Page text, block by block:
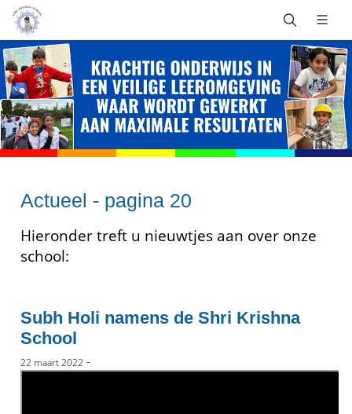
Actueel - pagina 20
Hieronder treft u nieuwtjes aan over onze
school:
Subh Holi namens de Shri Krishna
School
22 maart 2022 -